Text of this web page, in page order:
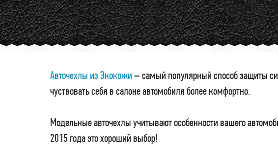
Авточехлы из Экокожи– самый популярный способ защиты
чуствовать себя в салоне автомобиля более комфортно.
Модельные авточехлы учитывают особенности вашего
2015 года это хороший выбор!